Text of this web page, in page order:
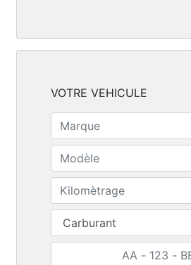
VOTRE VEHICULE